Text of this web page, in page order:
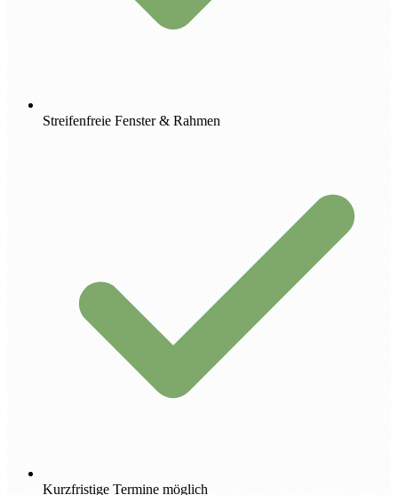
Streifenfreie Fenster & Rahmen
Kurzfristige Termine möglich